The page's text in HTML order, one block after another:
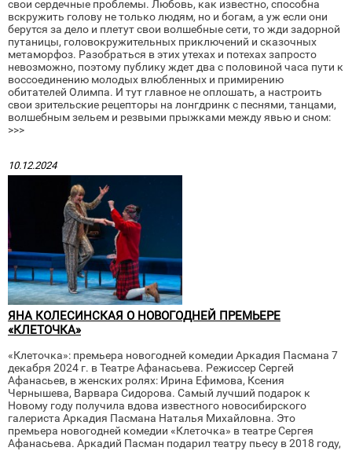
свои сердечные проблемы. Любовь, как известно, способна
вскружить голову не только людям, но и богам, а уж если они
берутся за дело и плетут свои волшебные сети, то жди задорной
путаницы, головокружительных приключений и сказочных
метаморфоз. Разобраться в этих утехах и потехах запросто
невозможно, поэтому публику ждет два с половиной часа пути к
воссоединению молодых влюбленных и примирению
обитателей Олимпа. И тут главное не оплошать, а настроить
свои зрительские рецепторы на лонгдринк с песнями, танцами,
волшебным зельем и резвыми прыжками между явью и сном:
>>>
10.12.2024
ЯНА КОЛЕСИНСКАЯ О НОВОГОДНЕЙ ПРЕМЬЕРЕ
«КЛЕТОЧКА»
«Клеточка»: премьера новогодней комедии Аркадия Пасмана 7
декабря 2024 г. в Театре Афанасьева. Режиссер Сергей
Афанасьев, в женских ролях: Ирина Ефимова, Ксения
Чернышева, Варвара Сидорова. Самый лучший подарок к
Новому году получила вдова известного новосибирского
галериста Аркадия Пасмана Наталья Михайловна. Это
премьера новогодней комедии «Клеточка» в театре Сергея
Афанасьева. Аркадий Пасман подарил театру пьесу в 2018 году,